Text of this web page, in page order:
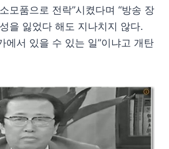
모품으로 전락”시켰다며 “방송 장
을 잃었다 해도 지나치지 않다.
에서 있을 수 있는 일”이냐고 개탄